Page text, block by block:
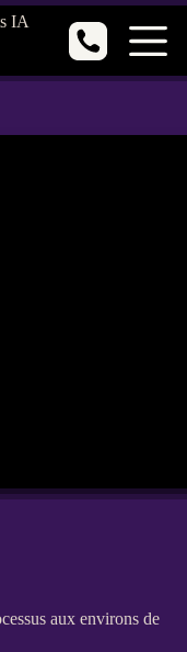
aux environs de